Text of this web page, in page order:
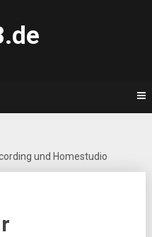
und Homestudio